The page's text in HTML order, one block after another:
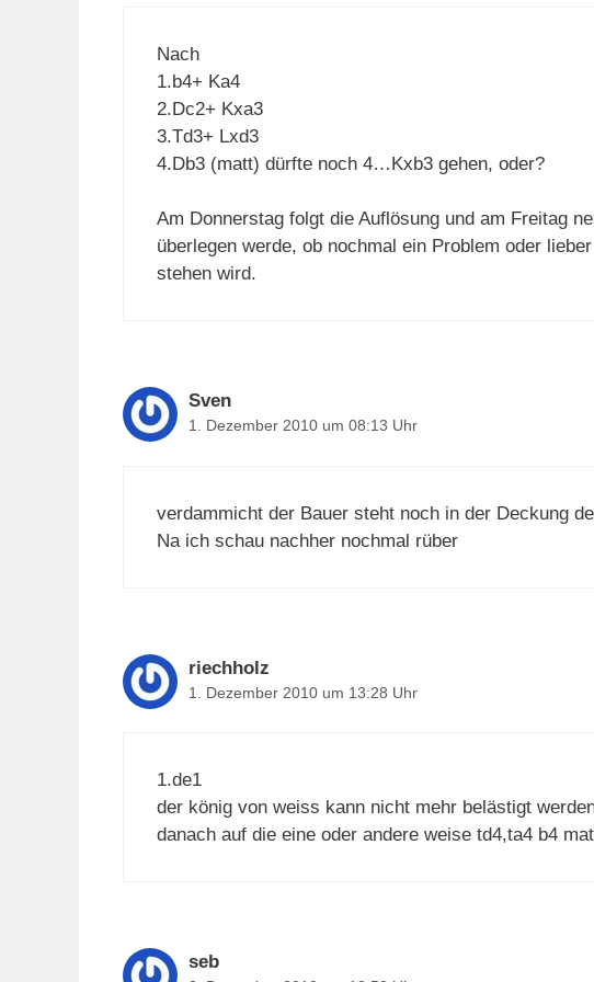
Nach
1.b4+ Ka4
2.Dc2+ Kxa3
3.Td3+ Lxd3
4.Db3 (matt) dürfte noch 4…Kxb3 gehen, oder?
Am Donnerstag folgt die Auflösung und am Freitag
überlegen werde, ob nochmal ein Problem oder
stehen wird.
Sven
1. Dezember 2010 um 08:13 Uhr
verdammicht der Bauer steht noch in der Deckung
Na ich schau nachher nochmal rüber
riechholz
1. Dezember 2010 um 13:28 Uhr
1.de1
der könig von weiss kann nicht mehr belästigt
danach auf die eine oder andere weise td4,ta4 b4
seb